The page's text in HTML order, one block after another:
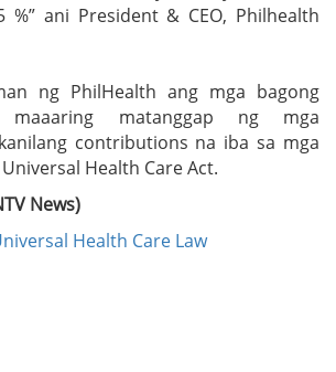
ani President & CEO, Philhealth
ng PhilHealth ang mga bagong
maaaring matanggap ng mga
contributions na iba sa mga
Health Care Act.
News)
Health Care Law